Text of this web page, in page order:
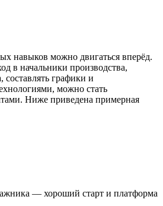
навыков можно двигаться вперёд.
в начальники производства,
графики и
можно стать
Ниже приведена примерная
— хороший старт и платформа